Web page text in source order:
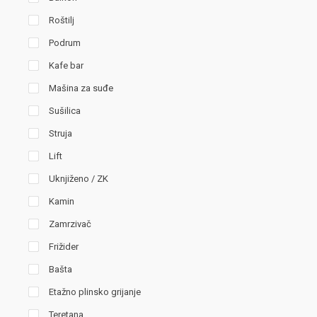
Roštilj
Podrum
Kafe bar
Mašina za suđe
Sušilica
Struja
Lift
Uknjiženo / ZK
Kamin
Zamrzivač
Frižider
Bašta
Etažno plinsko grijanje
Teretana